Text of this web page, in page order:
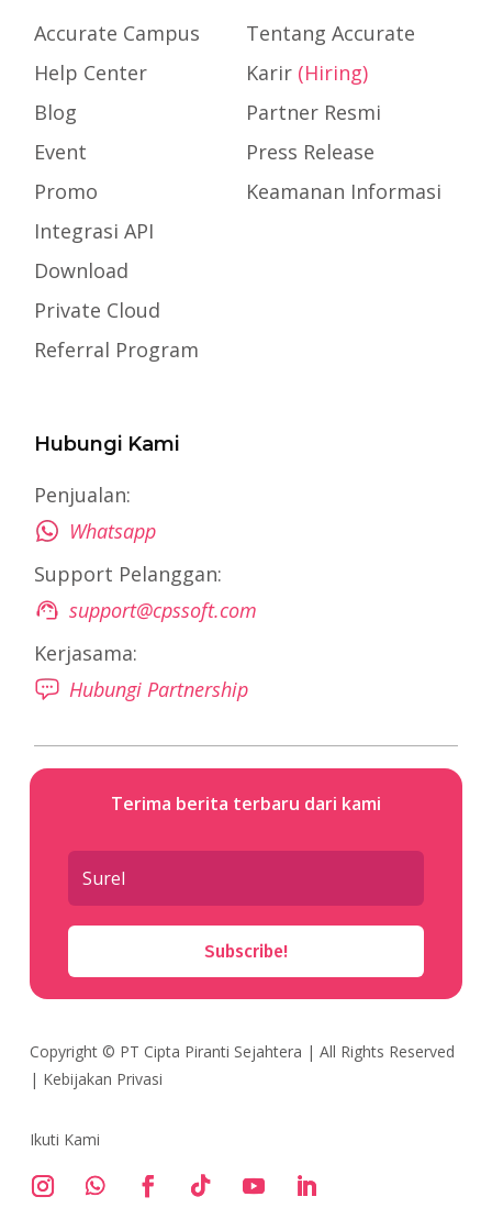
Accurate Campus
Help Center
Blog
Event
Promo
Integrasi API
Download
Private Cloud
Referral Program
Tentang Accurate
Karir (Hiring)
Partner Resmi
Press Release
Keamanan Informasi
Hubungi Kami
Penjualan:
Whatsapp
Support Pelanggan:
support@cpssoft.com
Kerjasama:
Hubungi Partnership
Terima berita terbaru dari kami
Subscribe!
Copyright © PT Cipta Piranti Sejahtera | All Rights Reserved
| Kebijakan Privasi
Ikuti Kami